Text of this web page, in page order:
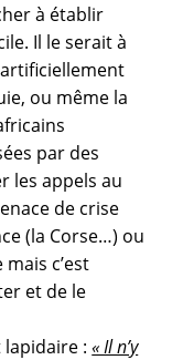
à établir
Il le serait à
artificiellement
ou même la
par des
les appels au
de crise
(la Corse…) ou
c’est
et de le
lapidaire :« Il n’y